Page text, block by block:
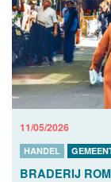
11/05/2026
HANDEL
BRADERIJ